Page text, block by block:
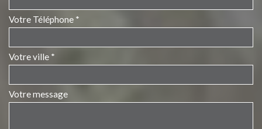
Votre Téléphone *
Votre ville *
Votre message